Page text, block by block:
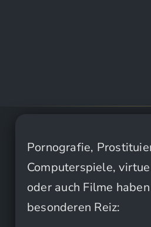
Pornografie,
Computerspiele,
oder auch Filme
besonderen Reiz: